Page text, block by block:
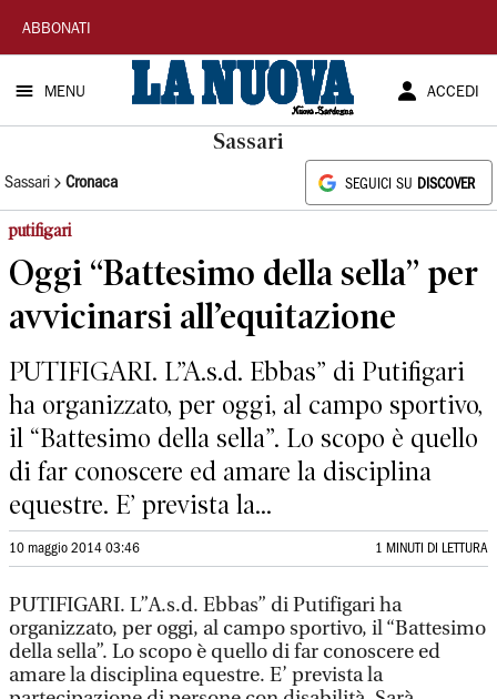
La
Nuova
Sardegna
ABBONATI
MENU ACCEDI
Sassari
Sassari Cronaca SEGUICI SU DISCOVER
putifigari
Oggi “Battesimo della sella” per
avvicinarsi all’equitazione
PUTIFIGARI. L”A.s.d. Ebbas” di Putifigari
ha organizzato, per oggi, al campo sportivo,
il “Battesimo della sella”. Lo scopo è quello
di far conoscere ed amare la disciplina
equestre. E’ prevista la...
10 maggio 2014 03:46 1 MINUTI DI LETTURA
PUTIFIGARI. L”A.s.d. Ebbas” di Putifigari ha
organizzato, per oggi, al campo sportivo, il “Battesimo
della sella”. Lo scopo è quello di far conoscere ed
amare la disciplina equestre. E’ prevista la